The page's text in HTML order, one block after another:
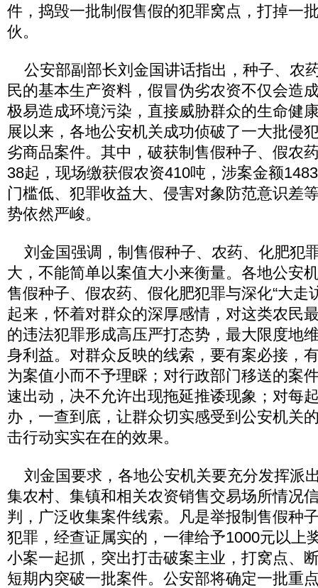
件，捣毁一批制假售假的犯罪窝点，打掉一
伙。
公安部副部长刘金国讲话指出，种子、农
民的基本生产资料，假冒伪劣农资不仅会造
极易造成环境污染，直接威胁群众的生命健
展以来，各地公安机关成功侦破了一大批侵
劣商品案件。其中，破获制售假种子、假农
38起，现场缴获假农资410吨，涉案金额
门槛低、犯罪收益大、侵害对象防范意识差
势依然严峻。
刘金国强调，制售假种子、农药、化肥犯
大，不能简单以案值大小来衡量。各地公安
售假种子、假农药、假化肥犯罪与深化“大走
起来，怀着对群众的深厚感情，对这类农民
的违法犯罪形成高压严打态势，最大限度地
身利益。对群众反映的线索，要有案必接，
为案值小而不予理睬；对行政部门移送的案
速出动，决不允许出现拖延推诿现象；对每
办，一查到底，让群众切实感受到公安机关
击行动实实在在的效果。
刘金国要求，各地公安机关要充分发挥派
集农村、集镇和相关农资销售交易场所情况
判，广泛收集案件线索。凡是举报制售假种
犯罪，经查证属实的，一律给予1000元以上
小案一起抓，突出打击破案主业，打窝点、
短期内突破一批案件。公安部将确定一批重